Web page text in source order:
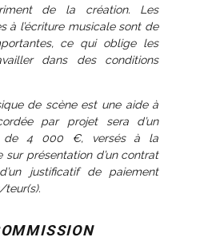
de la création. Les
à l’écriture musicale sont de
ce qui oblige les
dans des conditions
de scène est une aide à
par projet sera d’un
de 4 000 €, versés à la
présentation d’un contrat
justificatif de paiement
teur(s).